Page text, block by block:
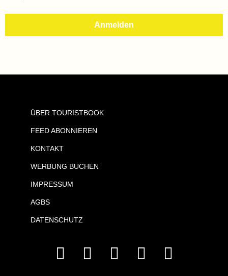
ÜBER TOURISTBOOK
FEED ABONNIEREN
KONTAKT
WERBUNG BUCHEN
IMPRESSUM
AGBS
DATENSCHUTZ